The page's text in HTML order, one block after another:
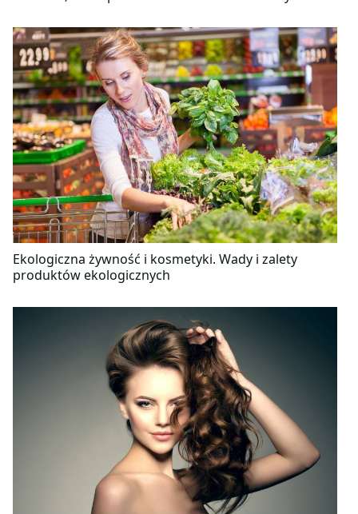
Ekologiczna żywność i kosmetyki. Wady i zalety
produktów ekologicznych